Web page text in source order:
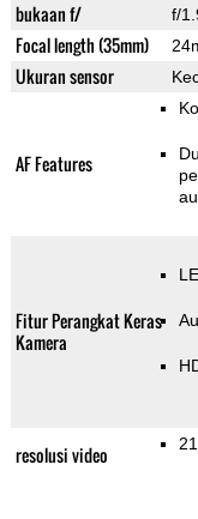
bukaan f/ f/
Focal length (35mm)
Ukuran sensor
AF Features
Fitur Perangkat Keras
Kamera
resolusi video